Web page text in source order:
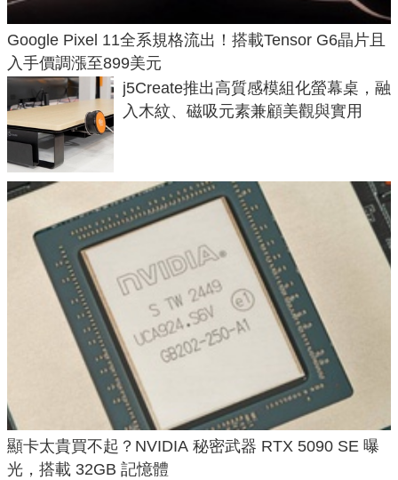
Google Pixel 11全系規格流出！搭載Tensor G6晶片且
入手價調漲至899美元
j5Create推出高質感模組化螢幕桌，融
入木紋、磁吸元素兼顧美觀與實用
顯卡太貴買不起？NVIDIA 秘密武器 RTX 5090 SE 曝
光，搭載 32GB 記憶體